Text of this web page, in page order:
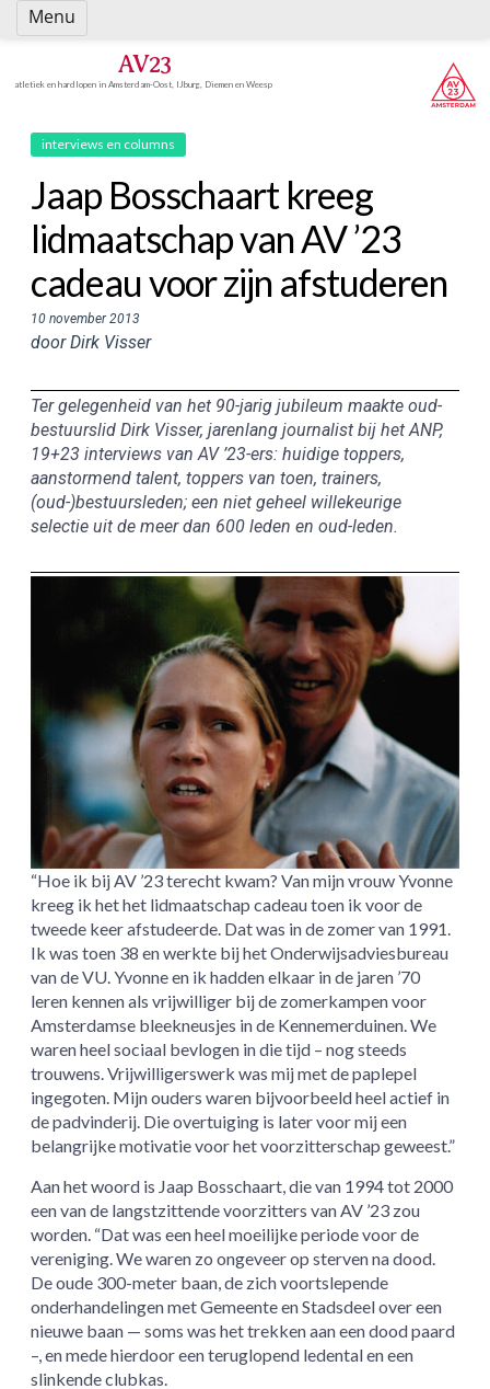
Spring
naar
AV23
atletiek en hardlopen in Amsterdam-Oost, IJburg, Diemen en Weesp
interviews en columns
Jaap Bosschaart kreeg
lidmaatschap van AV ’23
cadeau voor zijn afstuderen
10 november 2013
door Dirk Visser
Ter gelegenheid van het 90-jarig jubileum maakte oud-
bestuurslid Dirk Visser, jarenlang journalist bij het ANP,
19+23 interviews van AV ’23-ers: huidige toppers,
aanstormend talent, toppers van toen, trainers,
(oud-)bestuursleden; een niet geheel willekeurige
selectie uit de meer dan 600 leden en oud-leden.
“Hoe ik bij AV ’23 terecht kwam? Van mijn vrouw Yvonne
kreeg ik het het lidmaatschap cadeau toen ik voor de
tweede keer afstudeerde. Dat was in de zomer van 1991.
Ik was toen 38 en werkte bij het Onderwijsadviesbureau
van de VU. Yvonne en ik hadden elkaar in de jaren ’70
leren kennen als vrijwilliger bij de zomerkampen voor
Amsterdamse bleekneusjes in de Kennemerduinen. We
waren heel sociaal bevlogen in die tijd – nog steeds
trouwens. Vrijwilligerswerk was mij met de paplepel
ingegoten. Mijn ouders waren bijvoorbeeld heel actief in
de padvinderij. Die overtuiging is later voor mij een
belangrijke motivatie voor het voorzitterschap geweest.”
Aan het woord is Jaap Bosschaart, die van 1994 tot 2000
een van de langstzittende voorzitters van AV ’23 zou
worden. “Dat was een heel moeilijke periode voor de
vereniging. We waren zo ongeveer op sterven na dood.
De oude 300-meter baan, de zich voortslepende
onderhandelingen met Gemeente en Stadsdeel over een
nieuwe baan — soms was het trekken aan een dood paard
–, en mede hierdoor een teruglopend ledental en een
slinkende clubkas.
Menu